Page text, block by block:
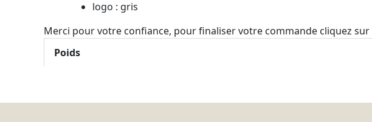
logo : gris
Merci pour votre confiance, pour finaliser votre commande cliquez
Poids